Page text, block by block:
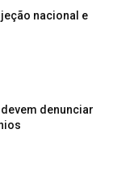
nacional e
denunciar